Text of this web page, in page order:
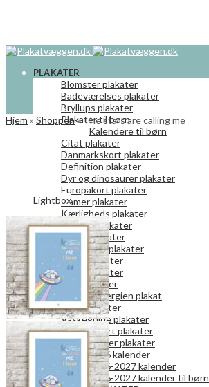
PLAKATER
Blomster plakater
Badeværelses plakater
Bryllups plakater
Plakater til børn
Kalendere til børn
Citat plakater
Danmarkskort plakater
Definition plakater
Dyr og dinosaurer plakater
Europakort plakater
Gamer plakater
Kærligheds plakater
Køkken plakater
Kunst plakater
Mor og Far plakater
Natur plakater
Retro plakater
Rum plakater
Spar på energien plakat
Teen plakater
Vaskeguide plakater
Verdenskort plakater
Vægkalender plakater
2026 kalender
2026-2027 kalender
2026-2027 kalender til børn
Hjem » Shoppen»The stars are calling me
Lightbox